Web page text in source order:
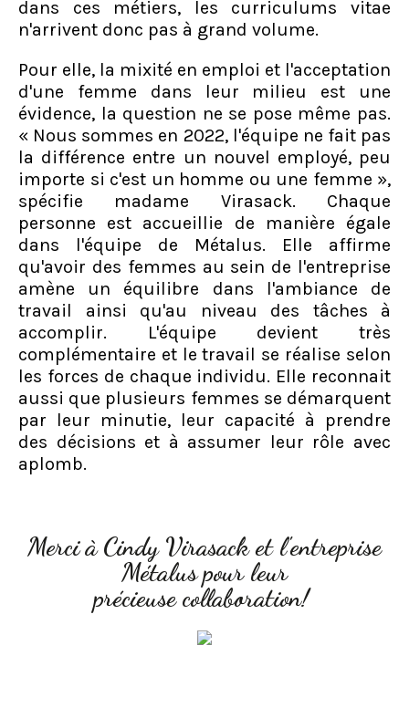
dans ces métiers, les curriculums vitae
n'arrivent donc pas à grand volume.
Pour elle, la mixité en emploi et l'acceptation
d'une femme dans leur milieu est une
évidence, la question ne se pose même pas.
« Nous sommes en 2022, l'équipe ne fait pas
la différence entre un nouvel employé, peu
importe si c'est un homme ou une femme »,
spécifie madame Virasack. Chaque
personne est accueillie de manière égale
dans l'équipe de Métalus. Elle affirme
qu'avoir des femmes au sein de l'entreprise
amène un équilibre dans l'ambiance de
travail ainsi qu'au niveau des tâches à
accomplir. L'équipe devient très
complémentaire et le travail se réalise selon
les forces de chaque individu. Elle reconnait
aussi que plusieurs femmes se démarquent
par leur minutie, leur capacité à prendre
des décisions et à assumer leur rôle avec
aplomb.
Merci à Cindy Virasack et l'entreprise
Métalus pour leur
précieuse collaboration!